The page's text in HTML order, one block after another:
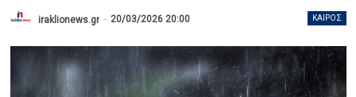
ΚΑΙΡΌΣ
iraklionews.gr 20/03/2026 20:00